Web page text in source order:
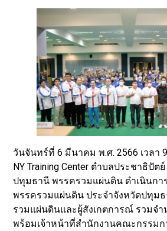
วันจันทร์ที่ 6 มีนาคม พ.ศ. 2566 เวลา
NY Training Center ตำบลประชาธิปั
ปทุมธานี พรรครวมแผ่นดิน ดำเนินกา
พรรครวมแผ่นดิน ประจำจังหวัดปทุม
รวมแผ่นดินและผู้สังเกตการณ์ รวมจ
พร้อมเจ้าหน้าที่สำนักงานคณะกรรมก